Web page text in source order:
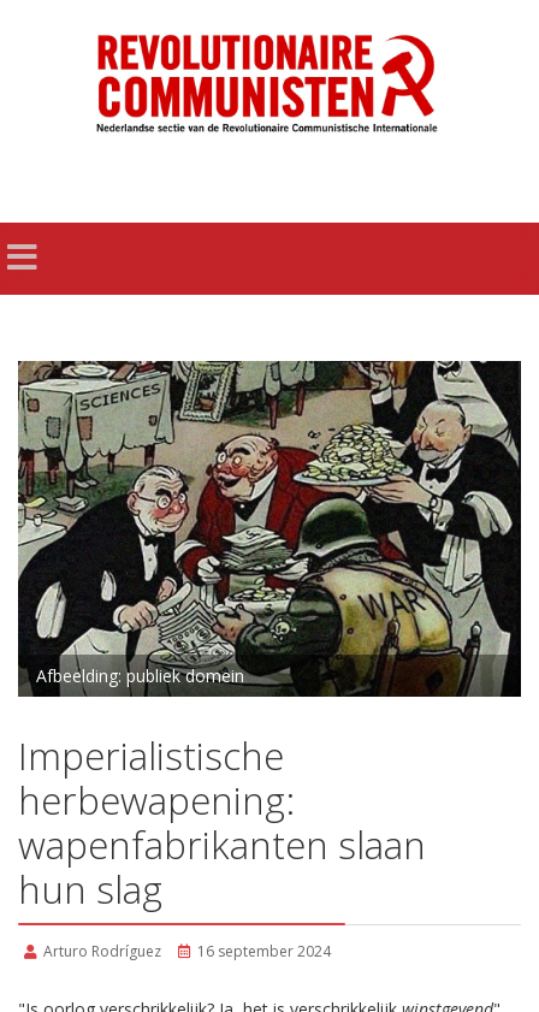
Afbeelding: publiek domein
Imperialistische
herbewapening:
wapenfabrikanten slaan
hun slag
Arturo Rodríguez 16 september 2024